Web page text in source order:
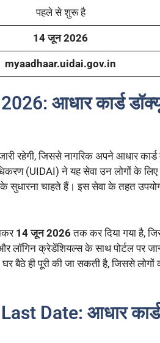
पहले से शुरू है
14 जून 2026
myaadhaar.uidai.gov.in
आधार कार्ड
रहेगी, जिससे नागरिक अपने आधार
(UIDAI) ने यह सेवा उन लोगों के
सुधारना चाहते हैं। इस सेवा के तहत
14 जून 2026तक कर दिया गया है,
क्रेडेंशियल्स के साथ पोर्टल पर
बैठे ही पूरी की जा सकती है, जिससे लोगों
Date: आधार कार्ड